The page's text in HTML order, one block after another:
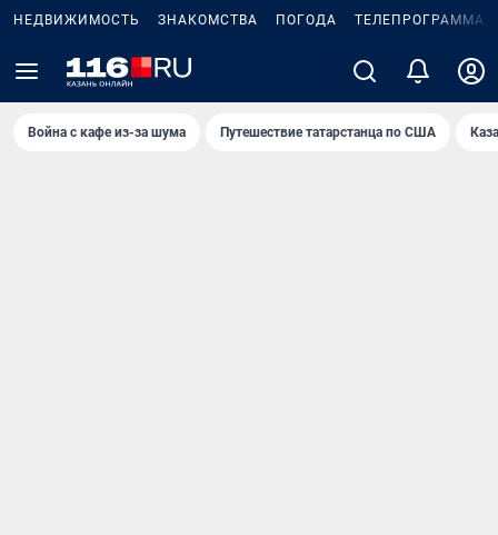
НЕДВИЖИМОСТЬ ЗНАКОМСТВА ПОГОДА ТЕЛЕПРОГРАММА
Война с кафе из-за шума Путешествие татарстанца по США